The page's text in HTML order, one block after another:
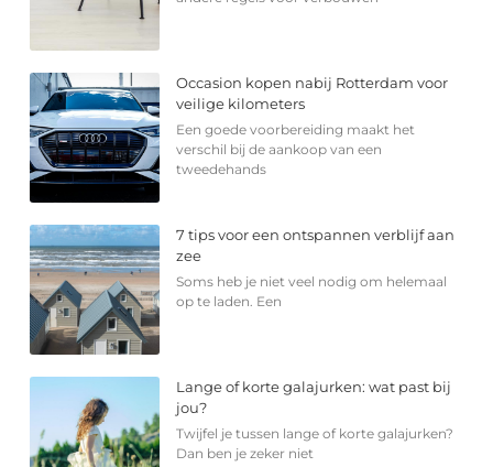
Occasion kopen nabij Rotterdam voor
veilige kilometers
Een goede voorbereiding maakt het
verschil bij de aankoop van een
tweedehands
7 tips voor een ontspannen verblijf aan
zee
Soms heb je niet veel nodig om helemaal
op te laden. Een
Lange of korte galajurken: wat past bij
jou?
Twijfel je tussen lange of korte galajurken?
Dan ben je zeker niet